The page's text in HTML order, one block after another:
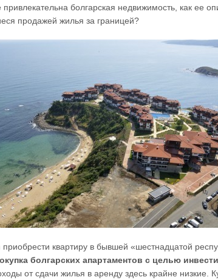
болгарская недвижимость, как ее
продажей жилья за границей?
квартиру в бывшей «шестнадцатой
болгарских апартаментов с целью
от сдачи жилья в аренду здесь крайне низкие.